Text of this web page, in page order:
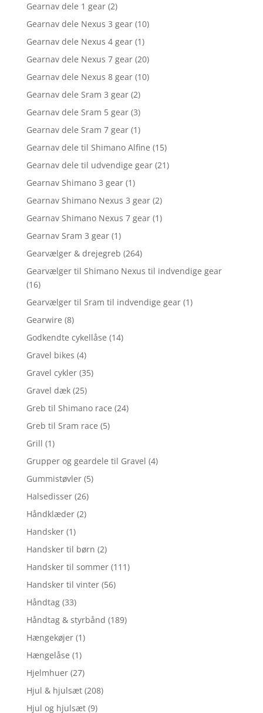
Gearnav dele 1 gear (2)
Gearnav dele Nexus 3 gear (10)
Gearnav dele Nexus 4 gear (1)
Gearnav dele Nexus 7 gear (20)
Gearnav dele Nexus 8 gear (10)
Gearnav dele Sram 3 gear (2)
Gearnav dele Sram 5 gear (3)
Gearnav dele Sram 7 gear (1)
Gearnav dele til Shimano Alfine (15)
Gearnav dele til udvendige gear (21)
Gearnav Shimano 3 gear (1)
Gearnav Shimano Nexus 3 gear (2)
Gearnav Shimano Nexus 7 gear (1)
Gearnav Sram 3 gear (1)
Gearvælger & drejegreb (264)
Gearvælger til Shimano Nexus til indvendige gear
(16)
Gearvælger til Sram til indvendige gear (1)
Gearwire (8)
Godkendte cykellåse (14)
Gravel bikes (4)
Gravel cykler (35)
Gravel dæk (25)
Greb til Shimano race (24)
Greb til Sram race (5)
Grill (1)
Grupper og geardele til Gravel (4)
Gummistøvler (5)
Halsedisser (26)
Håndklæder (2)
Handsker (1)
Handsker til børn (2)
Handsker til sommer (111)
Handsker til vinter (56)
Håndtag (33)
Håndtag & styrbånd (189)
Hængekøjer (1)
Hængelåse (1)
Hjelmhuer (27)
Hjul & hjulsæt (208)
Hjul og hjulsæt (9)